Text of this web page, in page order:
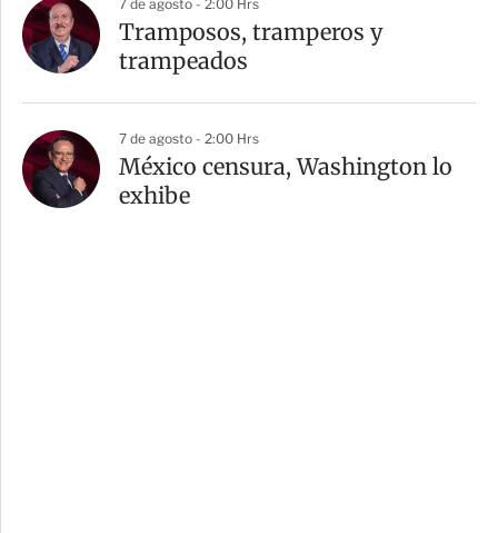
7 de agosto - 2:00 Hrs
Tramposos, tramperos y
trampeados
7 de agosto - 2:00 Hrs
México censura, Washington lo
exhibe